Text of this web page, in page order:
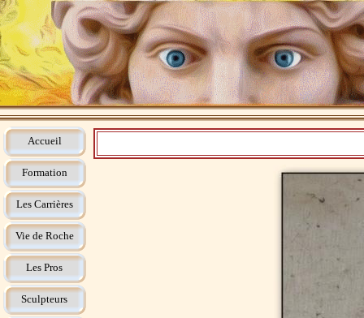
Accueil
Formation
Les Carrières
Vie de Roche
Les Pros
Sculpteurs